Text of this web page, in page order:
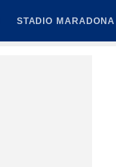
STADIO MARADONA